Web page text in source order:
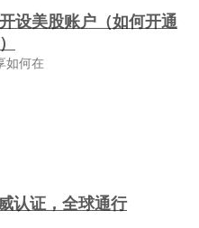
设美股账户（如何开通
如何在
认证，全球通行